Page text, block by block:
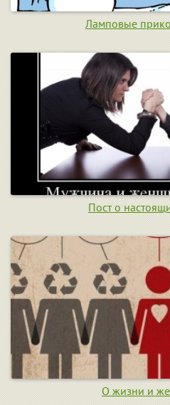
Ламповые
Пост о
О жизни и